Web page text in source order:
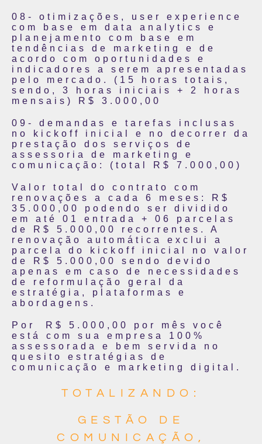
08- otimizações, user experience
com base em data analytics e
planejamento com base em
tendências de marketing e de
acordo com oportunidades e
indicadores a serem apresentadas
pelo mercado. (15 horas totais,
sendo, 3 horas iniciais + 2 horas
mensais) R$ 3.000,00
09- demandas e tarefas inclusas
no kickoff inicial e no decorrer da
prestação dos serviços de
assessoria de marketing e
comunicação: (total R$ 7.000,00)
Valor total do contrato com
renovações a cada 6 meses: R$
35.000,00 podendo ser dividido
em até 01 entrada + 06 parcelas
de R$ 5.000,00 recorrentes. A
renovação automática exclui a
parcela do kickoff inicial no valor
de R$ 5.000,00 sendo devido
apenas em caso de necessidades
de reformulação geral da
estratégia, plataformas e
abordagens.
Por R$ 5.000,00 por mês você
está com sua empresa 100%
assessorada e bem servida no
quesito estratégias de
comunicação e marketing digital.
TOTALIZANDO:
GESTÃO DE
COMUNICAÇÃO,